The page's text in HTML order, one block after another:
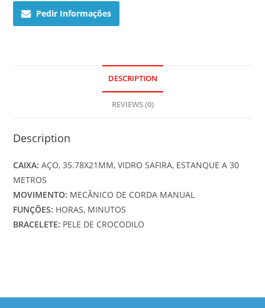
Pedir Informações
DESCRIPTION
REVIEWS (0)
Description
CAIXA: AÇO, 35.78X21MM, VIDRO SAFIRA, ESTANQUE A 30
METROS
MOVIMENTO: MECÂNICO DE CORDA MANUAL
FUNÇÕES: HORAS, MINUTOS
BRACELETE: PELE DE CROCODILO